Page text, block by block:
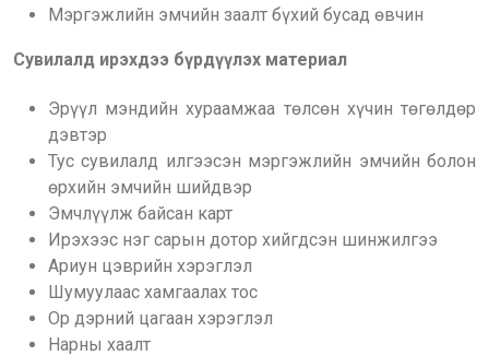
Мэргэжлийн эмчийн заалт бүхий бусад өвчин
Сувилалд ирэхдээ бүрдүүлэх материал
Эрүүл мэндийн хураамжаа төлсөн хүчин төгөлдөр
дэвтэр
Тус сувилалд илгээсэн мэргэжлийн эмчийн болон
өрхийн эмчийн шийдвэр
Эмчлүүлж байсан карт
Ирэхээс нэг сарын дотор хийгдсэн шинжилгээ
Ариун цэврийн хэрэглэл
Шумуулаас хамгаалах тос
Ор дэрний цагаан хэрэглэл
Нарны хаалт